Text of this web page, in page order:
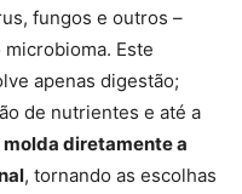
fungos e outros –
Este
apenas digestão;
de nutrientes e até a
molda diretamente a
, tornando as escolhas